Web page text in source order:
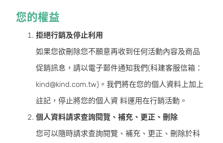
您的權益
拒絕行銷及停止利用
如果您欲刪除您不願意再收到任何活動內容及商品
促銷訊息，請以電子郵件通知我們(科建客服信箱：
kind@kind.com.tw)。我們將在您的個人資料上加上
註記，停止將您的個人資 料運用在行銷活動。
個人資料請求查詢閱覽、補充、更正、刪除
您可以隨時請求查詢閱覽、補充、更正、刪除於科